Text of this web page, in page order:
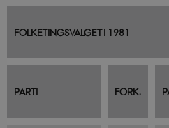
FOLKETINGSVALGET I 1981
PARTI FORK.